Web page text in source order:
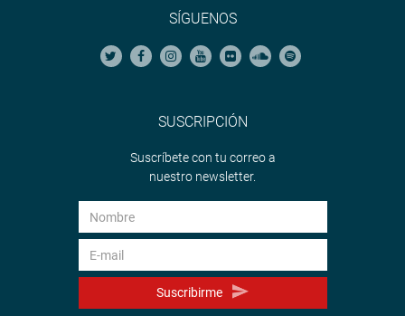
SÍGUENOS
SUSCRIPCIÓN
Suscríbete con tu correo a
nuestro newsletter.
Suscribirme